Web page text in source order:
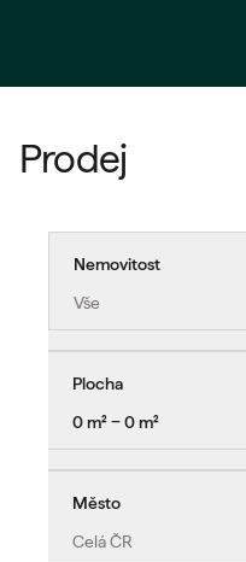
Prodej
Nemovitost
Vše
Plocha
0 m² − 0 m²
Město
Celá ČR